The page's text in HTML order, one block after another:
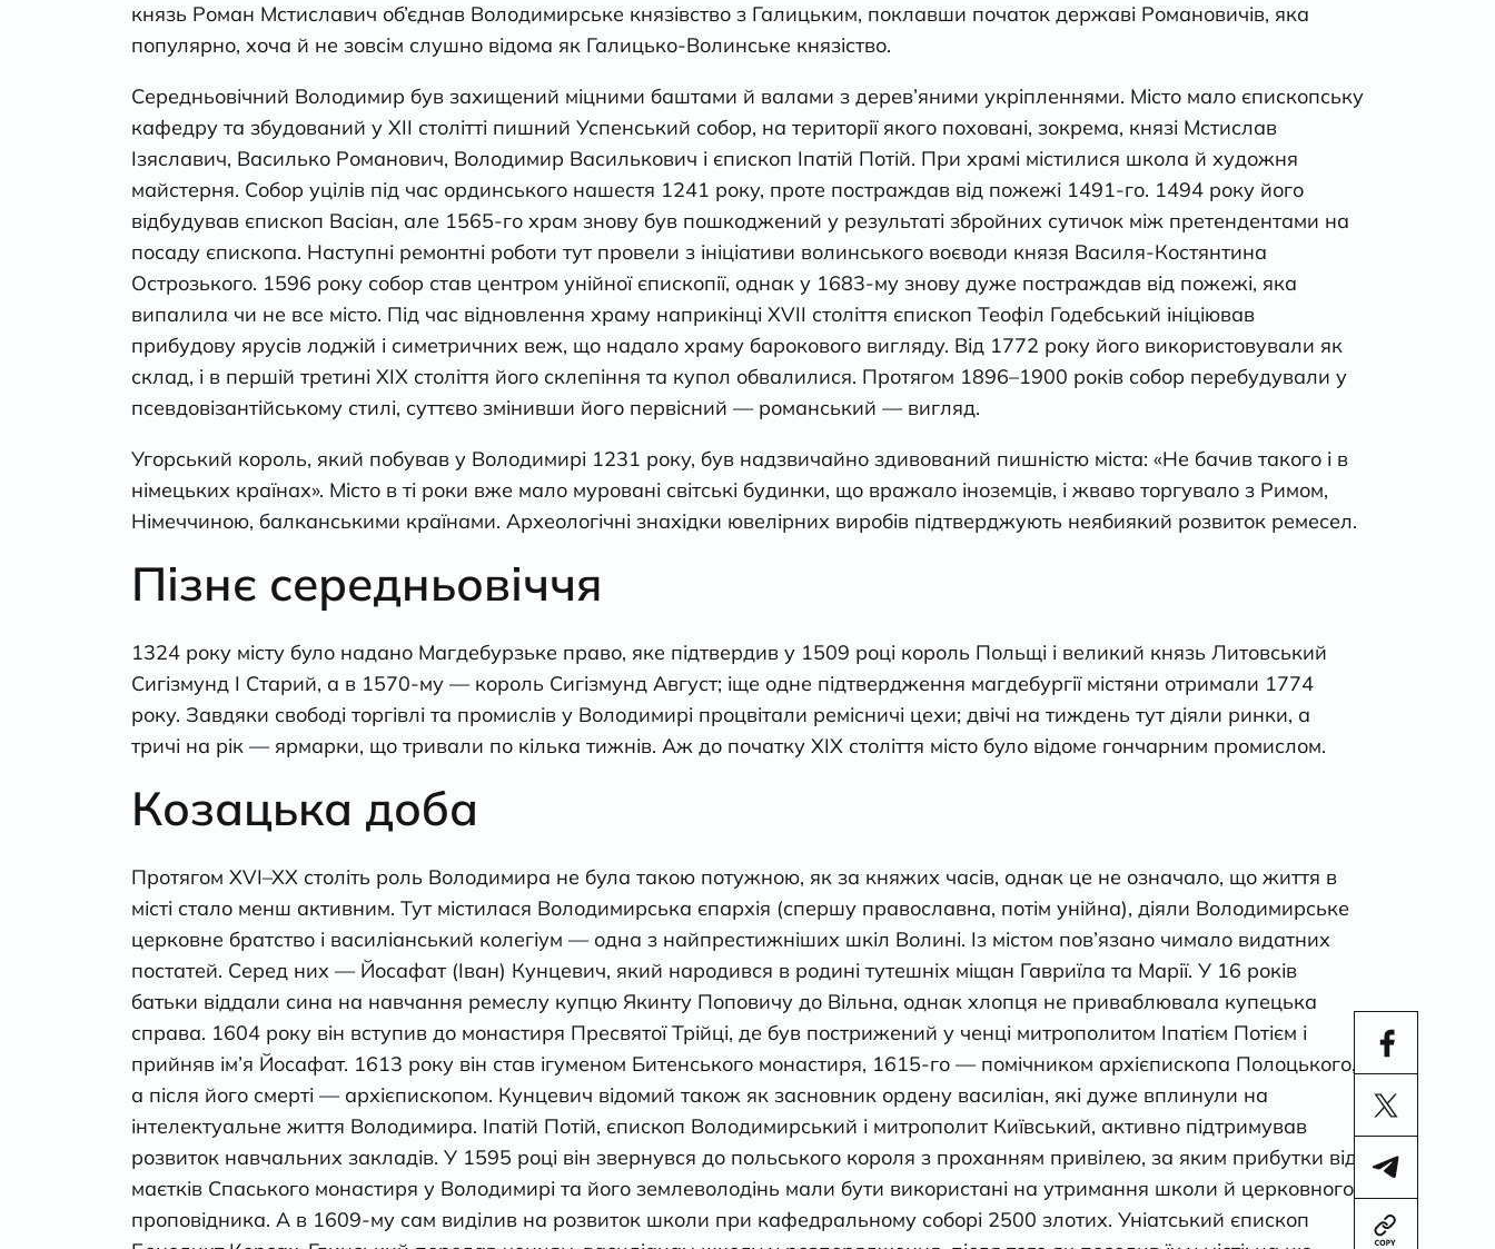
князь Роман Мстиславич об’єднав Володимирське князівство з Галицьким, поклавши початок державі Романовичів, яка
популярно, хоча й не зовсім слушно відома як Галицько-Волинське князіство.
Середньовічний Володимир був захищений міцними баштами й валами з дерев’яними укріпленнями. Місто мало єпископську
кафедру та збудований у ХІІ столітті пишний Успенський собор, на території якого поховані, зокрема, князі Мстислав
Ізяславич, Василько Романович, Володимир Василькович і єпископ Іпатій Потій. При храмі містилися школа й художня
майстерня. Собор уцілів під час ординського нашестя 1241 року, проте постраждав від пожежі 1491-го. 1494 року його
відбудував єпископ Васіан, але 1565-го храм знову був пошкоджений у результаті збройних сутичок між претендентами на
посаду єпископа. Наступні ремонтні роботи тут провели з ініціативи волинського воєводи князя Василя-Костянтина
Острозького. 1596 року собор став центром унійної єпископії, однак у 1683-му знову дуже постраждав від пожежі, яка
випалила чи не все місто. Під час відновлення храму наприкінці XVII століття єпископ Теофіл Годебський ініціював
прибудову ярусів лоджій і симетричних веж, що надало храму барокового вигляду. Від 1772 року його використовували як
склад, і в першій третині ХІХ століття його склепіння та купол обвалилися. Протягом 1896–1900 років собор перебудували у
псевдовізантійському стилі, суттєво змінивши його первісний — романський — вигляд.
Угорський король, який побував у Володимирі 1231 року, був надзвичайно здивований пишністю міста: «Не бачив такого і в
німецьких країнах». Місто в ті роки вже мало муровані світські будинки, що вражало іноземців, і жваво торгувало з Римом,
Німеччиною, балканськими країнами. Археологічні знахідки ювелірних виробів підтверджують неябиякий розвиток ремесел.
Пізнє середньовіччя
1324 року місту було надано Магдебурзьке право, яке підтвердив у 1509 році король Польщі і великий князь Литовський
Сигізмунд І Старий, а в 1570-му — король Сигізмунд Август; іще одне підтвердження магдебургії містяни отримали 1774
року. Завдяки свободі торгівлі та промислів у Володимирі процвітали ремісничі цехи; двічі на тиждень тут діяли ринки, а
тричі на рік — ярмарки, що тривали по кілька тижнів. Аж до початку ХІХ століття місто було відоме гончарним промислом.
Козацька доба
Протягом ХVІ–ХХ століть роль Володимира не була такою потужною, як за княжих часів, однак це не означало, що життя в
місті стало менш активним. Тут містилася Володимирська єпархія (спершу православна, потім унійна), діяли Володимирське
церковне братство і василіанський колегіум — одна з найпрестижніших шкіл Волині. Із містом пов’язано чимало видатних
постатей. Серед них — Йосафат (Іван) Кунцевич, який народився в родині тутешніх міщан Гавриїла та Марії. У 16 років
батьки віддали сина на навчання ремеслу купцю Якинту Поповичу до Вільна, однак хлопця не приваблювала купецька
справа. 1604 року він вступив до монастиря Пресвятої Трійці, де був пострижений у ченці митрополитом Іпатієм Потієм і
прийняв ім’я Йосафат. 1613 року він став ігуменом Битенського монастиря, 1615-го — помічником архієпископа Полоцького,
а після його смерті — архієпископом. Кунцевич відомий також як засновник ордену василіан, які дуже вплинули на
інтелектуальне життя Володимира. Іпатій Потій, єпископ Володимирський і митрополит Київський, активно підтримував
розвиток навчальних закладів. У 1595 році він звернувся до польського короля з проханням привілею, за яким прибутки від
маєтків Спаського монастиря у Володимирі та його землеволодінь мали бути використані на утримання школи й церковного
проповідника. А в 1609-му сам виділив на розвиток школи при кафедральному соборі 2500 злотих. Уніатський єпископ